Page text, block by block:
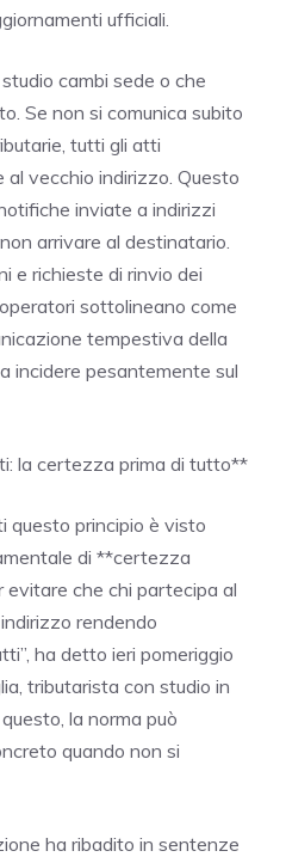
ufficiali.
cambi sede o che
Se non si comunica subito
tutti gli atti
vecchio indirizzo. Questo
inviate a indirizzi
arrivare al destinatario.
e richieste di rinvio dei
sottolineano come
tempestiva della
incidere pesantemente sul
la certezza prima di tutto**
questo principio è visto
di **certezza
evitare che chi partecipa al
rendendo
ha detto ieri pomeriggio
tributarista con studio in
la norma può
quando non si
ha ribadito in sentenze